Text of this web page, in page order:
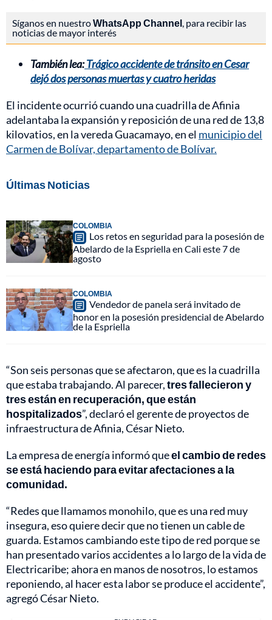
Síganos en nuestroWhatsApp Channel , para recibir las
noticias de mayor interés
También lea:Trágico accidente de tránsito en Cesar
dejó dos personas muertas y cuatro heridas
El incidente ocurrió cuando una cuadrilla de Afinia
adelantaba la expansión y reposición de una red de 13,8
kilovatios, en la vereda Guacamayo, en el municipio del
Carmen de Bolívar, departamento de Bolívar.
Últimas Noticias
COLOMBIA
Los retos en seguridad para la posesión de
Abelardo de la Espriella en Cali este 7 de
agosto
COLOMBIA
Vendedor de panela será invitado de
honor en la posesión presidencial de Abelardo
de la Espriella
“Son seis personas que se afectaron, que es la cuadrilla
que estaba trabajando. Al parecer,tres fallecieron y
tres están en recuperación, que están
hospitalizados”, declaró el gerente de proyectos de
infraestructura de Afinia, César Nieto.
La empresa de energía informó queel cambio de redes
se está haciendo para evitar afectaciones a la
comunidad.
“Redes que llamamos monohilo, que es una red muy
insegura, eso quiere decir que no tienen un cable de
guarda. Estamos cambiando este tipo de red porque se
han presentado varios accidentes a lo largo de la vida de
Electricaribe; ahora en manos de nosotros, lo estamos
reponiendo, al hacer esta labor se produce el accidente”,
agregó César Nieto.